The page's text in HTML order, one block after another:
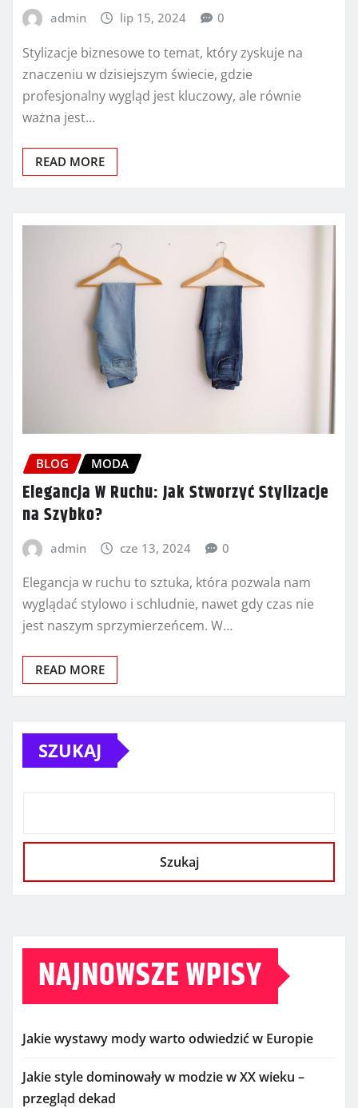
admin lip 15, 2024 0
Stylizacje biznesowe to temat, który zyskuje na
znaczeniu w dzisiejszym świecie, gdzie
profesjonalny wygląd jest kluczowy, ale równie
ważna jest…
READ MORE
BLOG MODA
Elegancja W Ruchu: Jak Stworzyć Stylizacje
na Szybko?
admin cze 13, 2024 0
Elegancja w ruchu to sztuka, która pozwala nam
wyglądać stylowo i schludnie, nawet gdy czas nie
jest naszym sprzymierzeńcem. W…
READ MORE
SZUKAJ
Szukaj
NAJNOWSZE WPISY
Jakie wystawy mody warto odwiedzić w Europie
Jakie style dominowały w modzie w XX wieku –
przegląd dekad